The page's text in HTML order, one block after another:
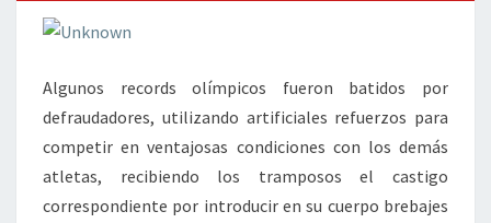
Algunos records olímpicos fueron batidos por
defraudadores, utilizando artificiales refuerzos para
competir en ventajosas condiciones con los demás
atletas, recibiendo los tramposos el castigo
correspondiente por introducir en su cuerpo brebajes